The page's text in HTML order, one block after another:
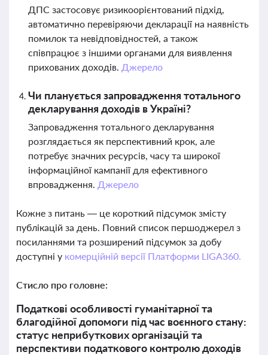
ДПС застосовує ризикоорієнтований підхід,
автоматично перевіряючи декларації на наявність
помилок та невідповідностей, а також
співпрацює з іншими органами для виявлення
прихованих доходів. Джерело
Чи планується запровадження тотального
декларування доходів в Україні?
Запровадження тотального декларування
розглядається як перспективний крок, але
потребує значних ресурсів, часу та широкої
інформаційної кампанії для ефективного
впровадження. Джерело
Кожне з питань — це короткий підсумок змісту
публікацій за день. Повний список першоджерел з
посиланнями та розширений підсумок за добу
доступні у комерційній версії Платформи LIGA360.
Стисло про головне:
Податкові особливості гуманітарної та
благодійної допомоги під час воєнного стану:
статус неприбуткових організацій та
перспективи податкового контролю доходів